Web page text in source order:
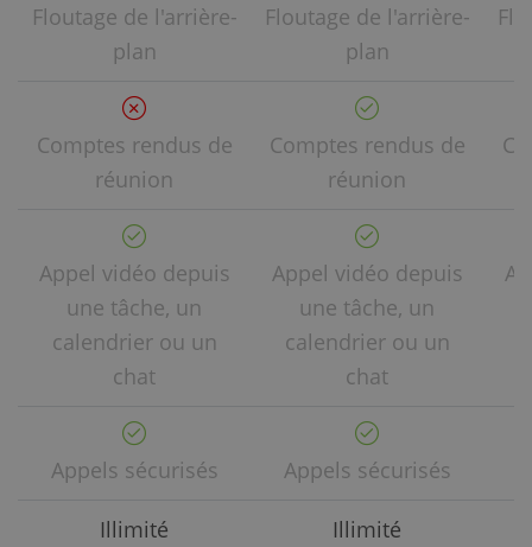
Floutage de l'arrière-
plan
Floutage de l'arrière-
plan
Comptes rendus de
réunion
Comptes rendus de
réunion
Appel vidéo depuis
une tâche, un
calendrier ou un
chat
Appel vidéo depuis
une tâche, un
calendrier ou un
chat
Appels sécurisés Appels sécurisés
Illimité
Illimité